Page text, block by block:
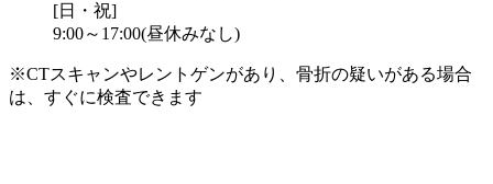
[日・祝]
9:00～17:00(昼休みなし)
※CTスキャンやレントゲンがあり、骨折の疑いがある場合
は、すぐに検査できます